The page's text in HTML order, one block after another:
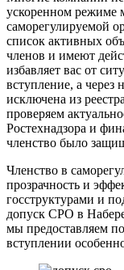
ускоренном режиме
саморегулируемой
список активных
членов и имеют
избавляет вас от
вступление, а через
исключена из
проверяем
Ростехнадзора и
членство было
Членство в
прозрачность и
госструктурами и
допуск СРО в
мы предоставляем
вступлении